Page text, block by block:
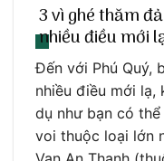
3 vì ghé thăm
nhiều điều mới
Đến với Phú Quý,
nhiều điều mới lạ,
dụ như bạn có
voi thuộc loại lớn